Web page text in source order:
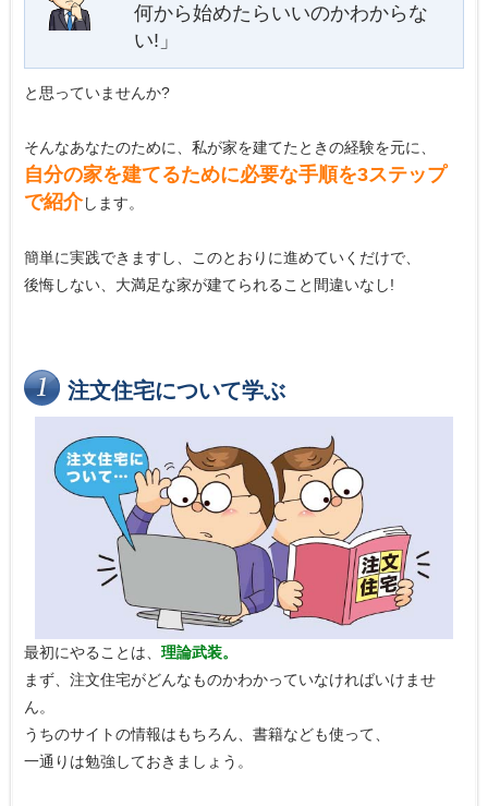
何から始めたらいいのかわからな
い!」
と思っていませんか?
そんなあなたのために、私が家を建てたときの経験を元に、
自分の家を建てるために必要な手順を3ステップ
で紹介します。
簡単に実践できますし、このとおりに進めていくだけで、
後悔しない、大満足な家が建てられること間違いなし!
注文住宅について学ぶ
最初にやることは、 理論武装。
まず、注文住宅がどんなものかわかっていなければいけませ
ん。
うちのサイトの情報はもちろん、書籍なども使って、
一通りは勉強しておきましょう。